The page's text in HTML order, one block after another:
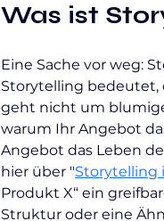
Was ist
Eine Sache vor weg:
Storytelling bedeutet,
geht nicht um
warum Ihr Angebot
Angebot das Leben
hier über "Storytelling
Produkt X“ ein
Struktur oder eine